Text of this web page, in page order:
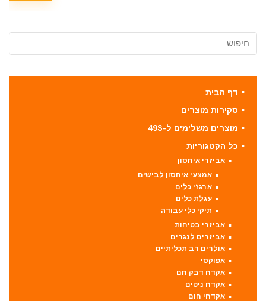
דף הבית
סקירות מוצרים
מוצרים משלימים ל-49$
כל הקטגוריות
אביזרי איחסון
אמצעי איחסון לבישים
ארגזי כלים
עגלת כלים
תיקי כלי עבודה
אביזרי בטיחות
אביזרים לנגרים
אולרים רב תכליתיים
אפוקסי
אקדח דבק חם
אקדח ניטים
אקדחי חום